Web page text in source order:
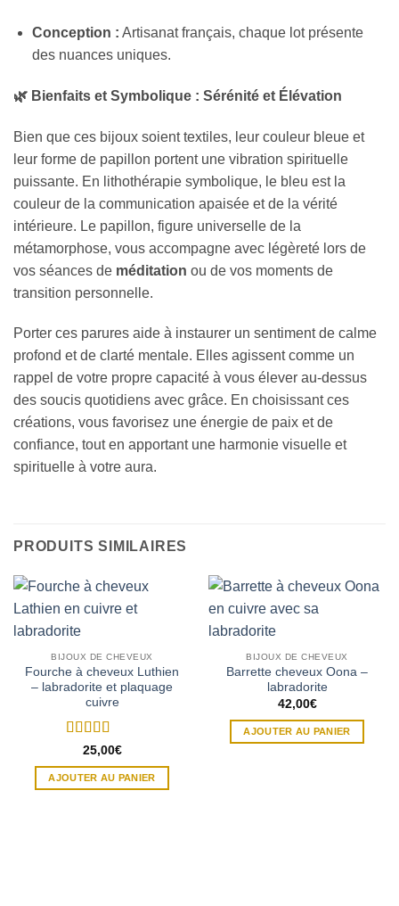
Conception : Artisanat français, chaque lot présente
des nuances uniques.
🌿 Bienfaits et Symbolique : Sérénité et Élévation
Bien que ces bijoux soient textiles, leur couleur bleue et
leur forme de papillon portent une vibration spirituelle
puissante. En lithothérapie symbolique, le bleu est la
couleur de la communication apaisée et de la vérité
intérieure. Le papillon, figure universelle de la
métamorphose, vous accompagne avec légèreté lors de
vos séances de méditation ou de vos moments de
transition personnelle.
Porter ces parures aide à instaurer un sentiment de calme
profond et de clarté mentale. Elles agissent comme un
rappel de votre propre capacité à vous élever au-dessus
des soucis quotidiens avec grâce. En choisissant ces
créations, vous favorisez une énergie de paix et de
confiance, tout en apportant une harmonie visuelle et
spirituelle à votre aura.
PRODUITS SIMILAIRES
BIJOUX DE CHEVEUX
Fourche à cheveux Luthien
– labradorite et plaquage
cuivre
Note 5sur 5
25,00€
AJOUTER AU PANIER
BIJOUX DE CHEVEUX
Barrette cheveux Oona –
labradorite
42,00€
AJOUTER AU PANIER